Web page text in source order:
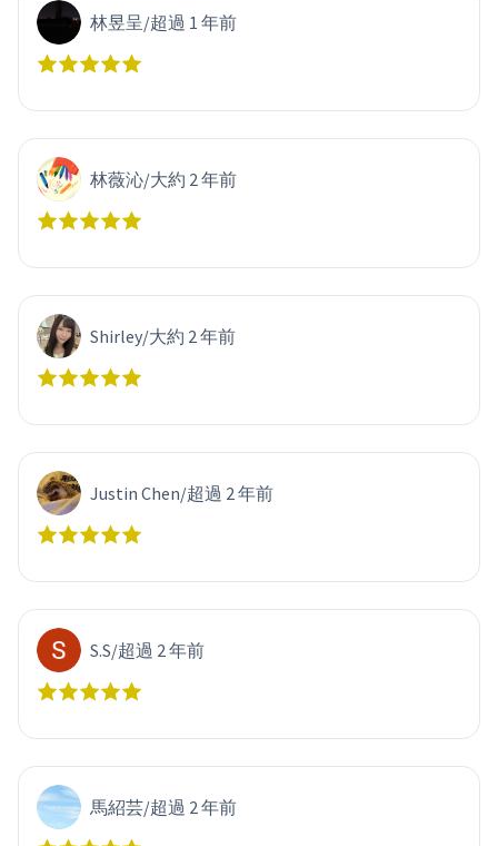
林昱呈/超過 1 年前
林薇沁/大約 2 年前
Shirley/大約 2 年前
Justin Chen/超過 2 年前
S.S/超過 2 年前
馬紹芸/超過 2 年前